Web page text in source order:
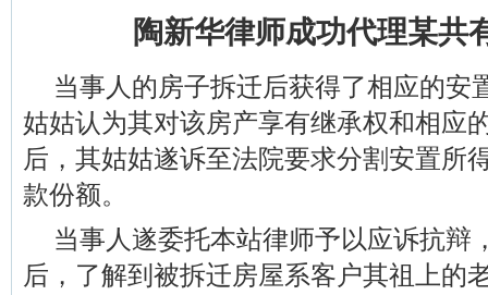
陶新华律师成功代理某共
当事人的房子拆迁后获得了相应的安
姑姑认为其对该房产享有继承权和相应
后，其姑姑遂诉至法院要求分割安置所
款份额。
当事人遂委托本站律师予以应诉抗辩
后，了解到被拆迁房屋系客户其祖上的